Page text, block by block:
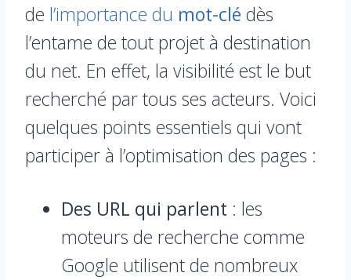
de l’importance du mot-clé dès
l’entame de tout projet à destination
du net. En effet, la visibilité est le but
recherché par tous ses acteurs. Voici
quelques points essentiels qui vont
participer à l’optimisation des pages :
Des URL qui parlent : les
moteurs de recherche comme
Google utilisent de nombreux